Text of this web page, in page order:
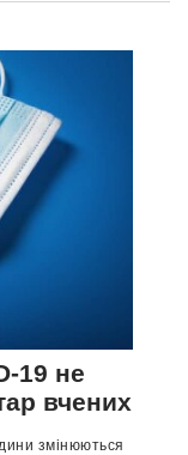
19 не
вчених
змінюються